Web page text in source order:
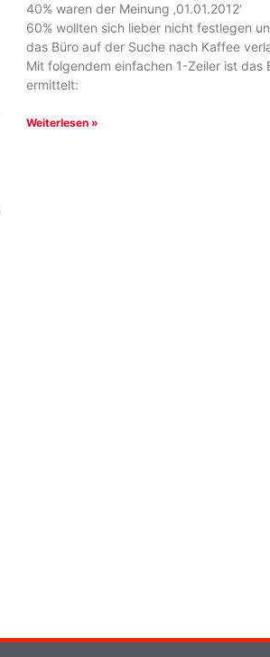
40% waren der Meinung ‚01.01.2012‘
60% wollten sich lieber nicht festlegen
das Büro auf der Suche nach Kaffee
Mit folgendem einfachen 1-Zeiler ist das
ermittelt:
Weiterlesen »